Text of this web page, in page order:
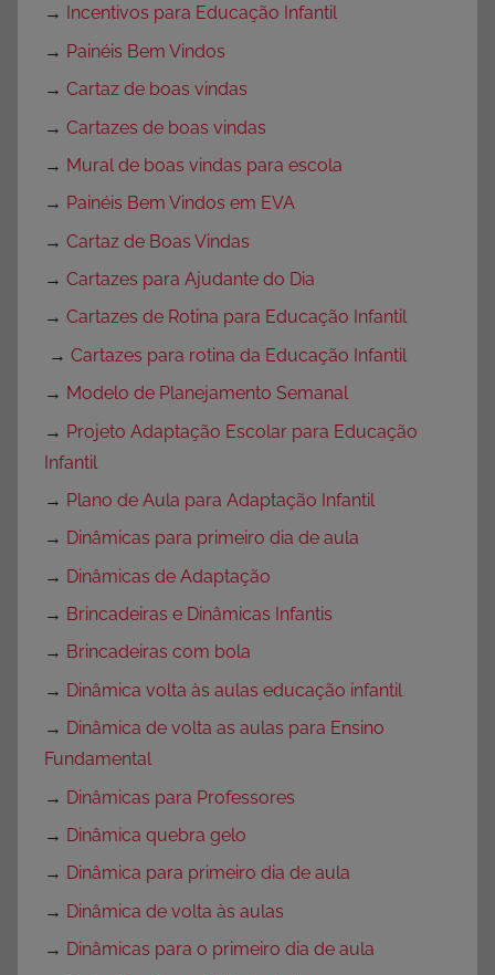
→
Incentivos para Educação Infantil
→ Painéis Bem Vindos
→ Cartaz de boas vindas
→ Cartazes de boas vindas
→ Mural de boas vindas para escola
→ Painéis Bem Vindos em EVA
→ Cartaz de Boas Vindas
→ Cartazes para Ajudante do Dia
→ Cartazes de Rotina para Educação Infantil
→ Cartazes para rotina da Educação Infantil
→ Modelo de Planejamento Semanal
→ Projeto Adaptação Escolar para Educação
Infantil
→ Plano de Aula para Adaptação Infantil
→ Dinâmicas para primeiro dia de aula
→ Dinâmicas de Adaptação
→ Brincadeiras e Dinâmicas Infantis
→ Brincadeiras com bola
→ Dinâmica volta às aulas educação infantil
→ Dinâmica de volta as aulas para Ensino
Fundamental
→ Dinâmicas para Professores
→ Dinâmica quebra gelo
→ Dinâmica para primeiro dia de aula
→ Dinâmica de volta às aulas
→ Dinâmicas para o primeiro dia de aula